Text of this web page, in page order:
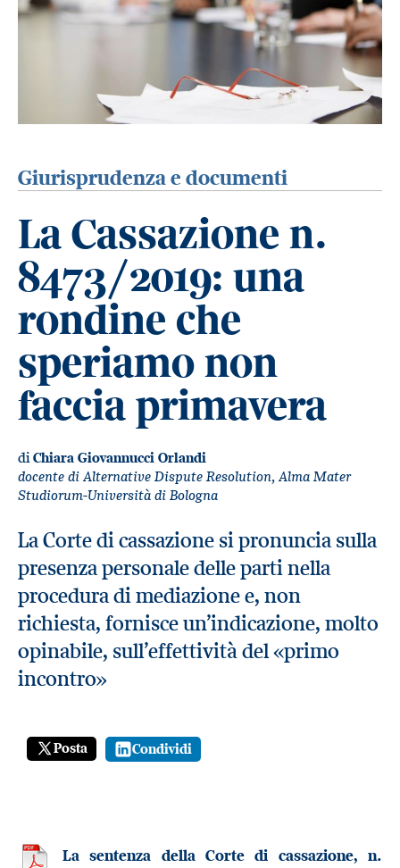
Giurisprudenza e documenti
La Cassazione n.
8473/2019: una
rondine che
speriamo non
faccia primavera
diChiara Giovannucci Orlandi
docente di Alternative Dispute Resolution, Alma Mater
Studiorum-Università di Bologna
La Corte di cassazione si pronuncia sulla
presenza personale delle parti nella
procedura di mediazione e, non
richiesta, fornisce un’indicazione, molto
opinabile, sull’effettività del «primo
incontro»
Posta Condividi
La sentenza della Corte di cassazione, n.